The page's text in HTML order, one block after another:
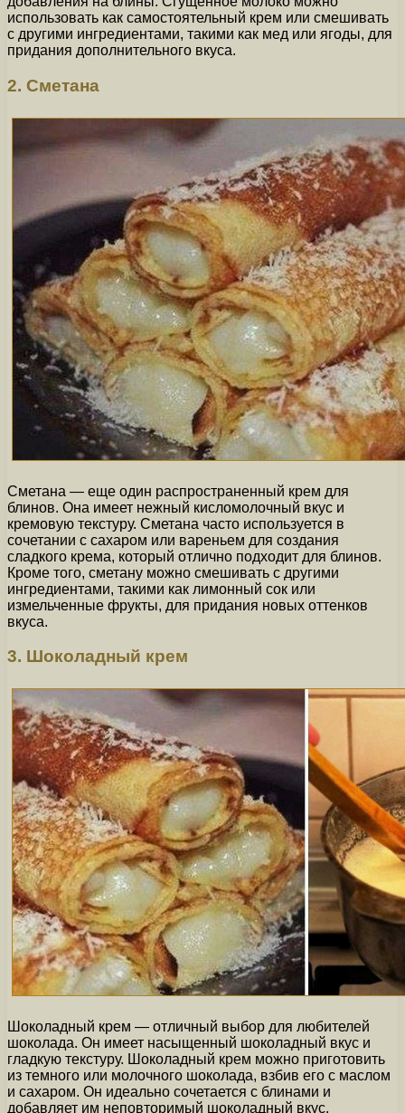
использовать как самостоятельный крем или смешивать
с другими ингредиентами, такими как мед или ягоды, для
придания дополнительного вкуса.
2. Сметана
Сметана — еще один распространенный крем для
блинов. Она имеет нежный кисломолочный вкус и
кремовую текстуру. Сметана часто используется в
сочетании с сахаром или вареньем для создания
сладкого крема, который отлично подходит для блинов.
Кроме того, сметану можно смешивать с другими
ингредиентами, такими как лимонный сок или
измельченные фрукты, для придания новых оттенков
вкуса.
3. Шоколадный крем
Шоколадный крем — отличный выбор для любителей
шоколада. Он имеет насыщенный шоколадный вкус и
гладкую текстуру. Шоколадный крем можно приготовить
из темного или молочного шоколада, взбив его с маслом
и сахаром. Он идеально сочетается с блинами и
добавляет им неповторимый шоколадный вкус.